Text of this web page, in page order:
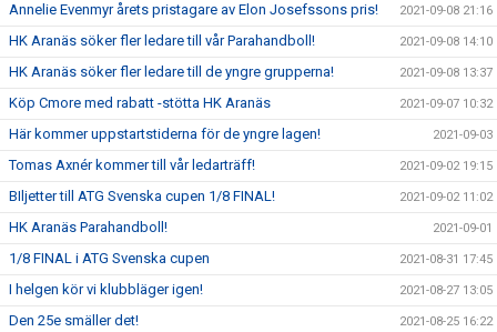
Annelie Evenmyr årets pristagare av Elon Josefssons pris! 2021-09-08 21:16
HK Aranäs söker fler ledare till vår Parahandboll! 2021-09-08 14:10
HK Aranäs söker fler ledare till de yngre grupperna! 2021-09-08 13:37
Köp Cmore med rabatt -stötta HK Aranäs 2021-09-07 10:32
Här kommer uppstartstiderna för de yngre lagen! 2021-09-03
Tomas Axnér kommer till vår ledarträff! 2021-09-02 19:15
BIljetter till ATG Svenska cupen 1/8 FINAL! 2021-09-02 11:02
HK Aranäs Parahandboll! 2021-09-01
1/8 FINAL i ATG Svenska cupen 2021-08-31 17:45
I helgen kör vi klubbläger igen! 2021-08-27 13:05
Den 25e smäller det! 2021-08-25 16:22